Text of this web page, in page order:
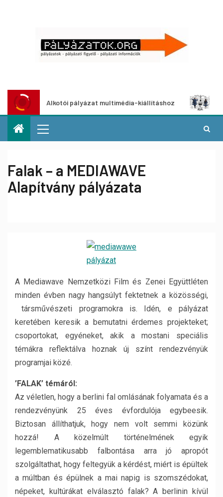
Alkotói pályázat multimédia-kiállításhoz Pályázat
Falak – a MEDIAWAVE
Alapítvány pályázata
A Mediawave Nemzetközi Film és Zenei Együttléten
minden évben nagy hangsúlyt fektetnek a közösségi,
társművészeti programokra is. Idén, e pályázat
keretében keresik a bemutatni érdemes projekteket;
csoportokat, egyéneket, akik a mostani speciális
témákra reflektálva hoznak új színt rendezvényük
programjai közé.
’FALAK’ témáról:
Az véletlen, hogy a berlini fal omlásának folyamata és a
rendezvényünk 25 éves évfordulója egybeesik.
Biztosan állíthatjuk, hogy nem volt semmi közünk
hozzá! A közelmúlt történelmének egyik
legemblematikusabb falbontása arra jó apropót
szolgáltathat, hogy feltegyük a kérdést, miért is épültek
a múltban és épülnek a mai napig is szomszédokat,
népeket, kultúrákat elválasztó falak? A berlinin kívül